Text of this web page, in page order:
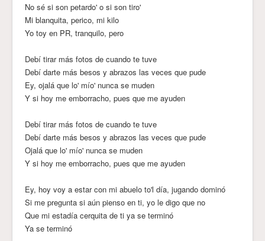
No sé si son petardo' o si son tiro'
Mi blanquita, perico, mi kilo
Yo toy en PR, tranquilo, pero
Debí tirar más fotos de cuando te tuve
Debí darte más besos y abrazos las veces que pude
Ey, ojalá que lo' mío' nunca se muden
Y si hoy me emborracho, pues que me ayuden
Debí tirar más fotos de cuando te tuve
Debí darte más besos y abrazos las veces que pude
Ojalá que lo' mío' nunca se muden
Y si hoy me emborracho, pues que me ayuden
Ey, hoy voy a estar con mi abuelo to'l día, jugando dominó
Si me pregunta si aún pienso en ti, yo le digo que no
Que mi estadía cerquita de ti ya se terminó
Ya se terminó